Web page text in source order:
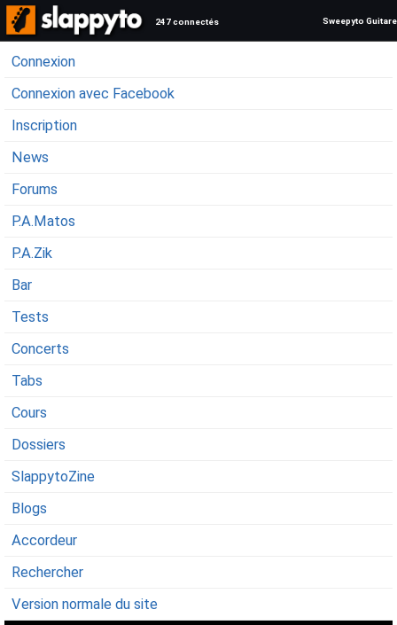
247 connectés Sweepyto Guitare
Connexion
Connexion avec Facebook
Inscription
News
Forums
P.A.Matos
P.A.Zik
Bar
Tests
Concerts
Tabs
Cours
Dossiers
SlappytoZine
Blogs
Accordeur
Rechercher
Version normale du site